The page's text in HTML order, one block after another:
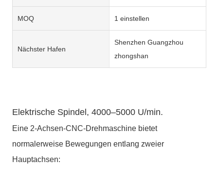
MOQ 1 einstellen
Nächster Hafen
Shenzhen Guangzhou
zhongshan
Elektrische Spindel, 4000–5000 U/min.
Eine 2-Achsen-CNC-Drehmaschine bietet
normalerweise Bewegungen entlang zweier
Hauptachsen: